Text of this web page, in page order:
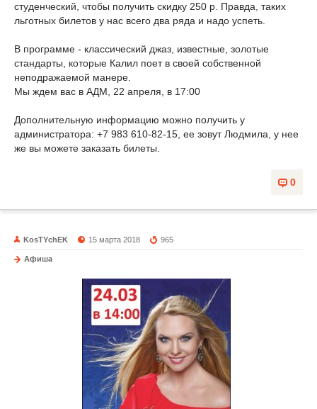
студенческий, чтобы получить скидку 250 р. Правда, таких
льготных билетов у нас всего два ряда и надо успеть.
В программе - классический джаз, известные, золотые
стандарты, которые Калил поет в своей собственной
неподражаемой манере.
Мы ждем вас в АДМ, 22 апреля, в 17:00
Дополнительную информацию можно получить у
администратора: +7 983 610-82-15, ее зовут Людмила, у нее
же вы можете заказать билеты.
0
KosTYchEK 15 марта 2018 965
Афиша